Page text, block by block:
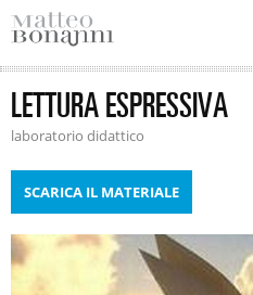
LETTURA ESPRESSIVA
laboratorio didattico
SCARICA IL MATERIALE